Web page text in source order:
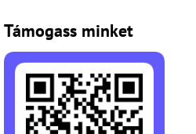
Támogass minket